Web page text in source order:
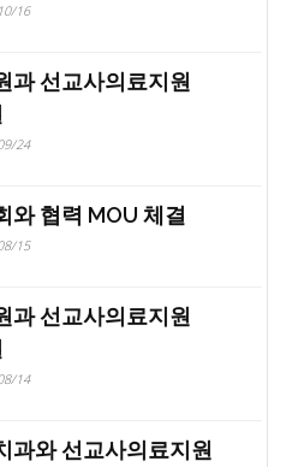
16
과 선교사의료지원
24
와 협력 MOU 체결
15
과 선교사의료지원
14
과와 선교사의료지원